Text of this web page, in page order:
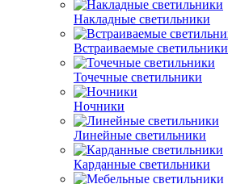
Накладные светильники
Встраиваемые светильники
Точечные светильники
Ночники
Линейные светильники
Карданные светильники